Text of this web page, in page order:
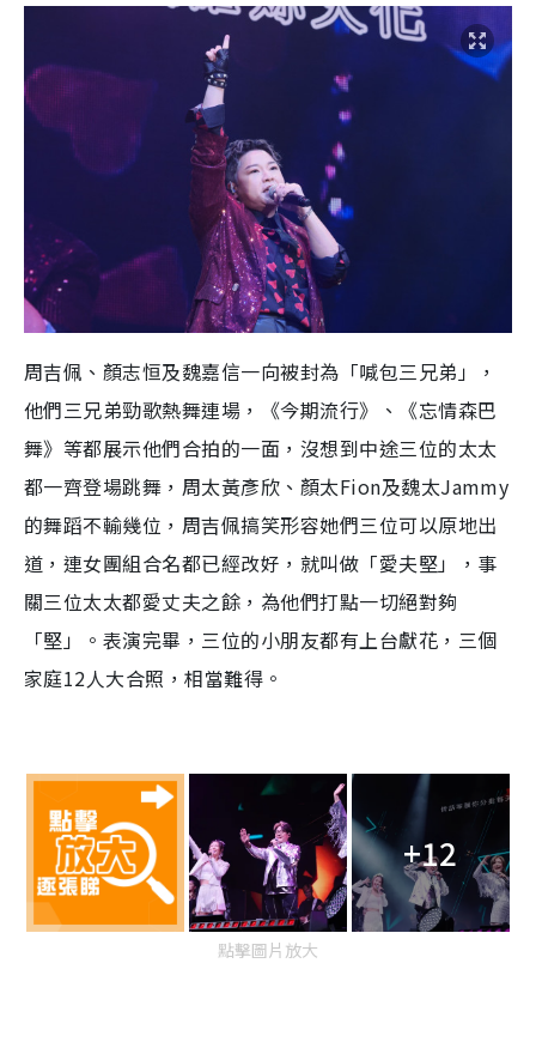
周吉佩、顏志恒及魏嘉信一向被封為「喊包三兄弟」，
他們三兄弟勁歌熱舞連場，《今期流行》、《忘情森巴
舞》等都展示他們合拍的一面，沒想到中途三位的太太
都一齊登場跳舞，周太黃彥欣、顏太Fion及魏太Jammy
的舞蹈不輸幾位，周吉佩搞笑形容她們三位可以原地出
道，連女團組合名都已經改好，就叫做「愛夫堅」，事
關三位太太都愛丈夫之餘，為他們打點一切絕對夠
「堅」。表演完畢，三位的小朋友都有上台獻花，三個
家庭12人大合照，相當難得。
+12
點擊圖片放大